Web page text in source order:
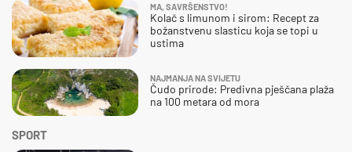
SPORT
MA, SAVRŠENSTVO!
Kolač s limunom i sirom: Recept za
božanstvenu slasticu koja se topi u
ustima
NAJMANJA NA SVIJETU
Čudo prirode: Predivna pješčana plaža
na 100 metara od mora